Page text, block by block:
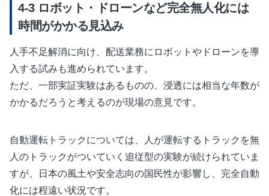
ロボット・ドローンなど完全無人化には
時間がかかる見込み
人手不足解消に向け、配送業務にロボットやドローンを導
入する試みも進められています。
ただ、一部実証実験はあるものの、浸透には相当な年数が
かかるだろうと考えるのが現場の意見です。
自動運転トラックについては、人が運転するトラックを無
人のトラックがついていく追従型の実験が続けられていま
すが、日本の風土や安全志向の国民性が影響し、完全自動
化には程遠い状況です。